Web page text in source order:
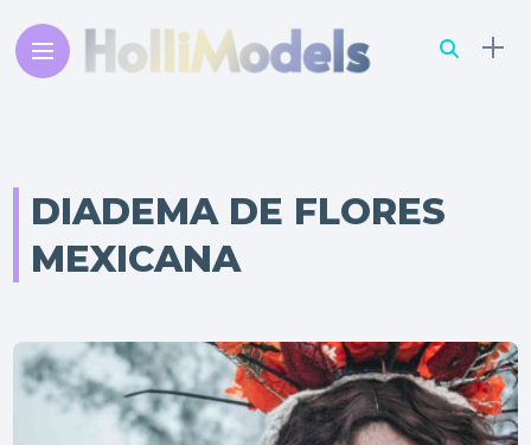
DIADEMA DE FLORES
MEXICANA